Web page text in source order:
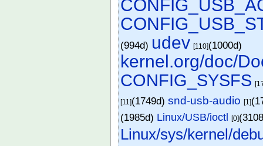
(994d) udev [110](1000d)
kernel.org/doc/
CONFIG_SYSFS
[11](1749d)snd-usb-audio [1]
(1985d) Linux/USB/ioctl [0]
Linux/sys/kernel/